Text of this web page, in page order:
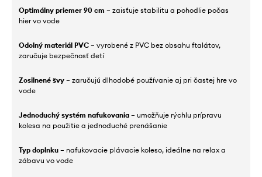
Optimálny priemer 90 cm – zaisťuje stabilitu a pohodlie počas
hier vo vode
Odolný materiál PVC – vyrobené z PVC bez obsahu ftalátov,
zaručuje bezpečnosť detí
Zosilnené švy – zaručujú dlhodobé používanie aj pri častej hre vo
vode
Jednoduchý systém nafukovania – umožňuje rýchlu prípravu
kolesa na použitie a jednoduché prenášanie
Typ doplnku – nafukovacie plávacie koleso, ideálne na relax a
zábavu vo vode